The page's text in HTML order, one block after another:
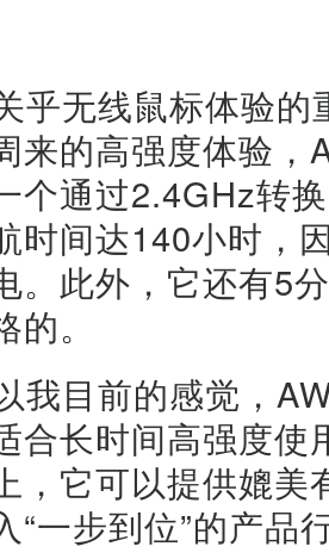
乎无线鼠标体验
来的高强度体验，
个通过2.4GHz转
时间达140小时，
。此外，它还有5
的。
我目前的感觉，
合长时间高强度
，它可以提供媲美
“一步到位”的产品